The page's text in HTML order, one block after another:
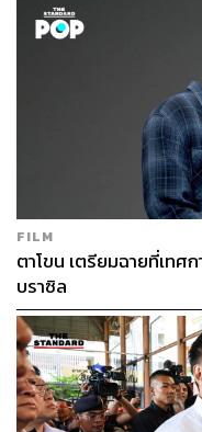
FILM
ตาโขน เตรียมฉายที่เทศ
บราซิล